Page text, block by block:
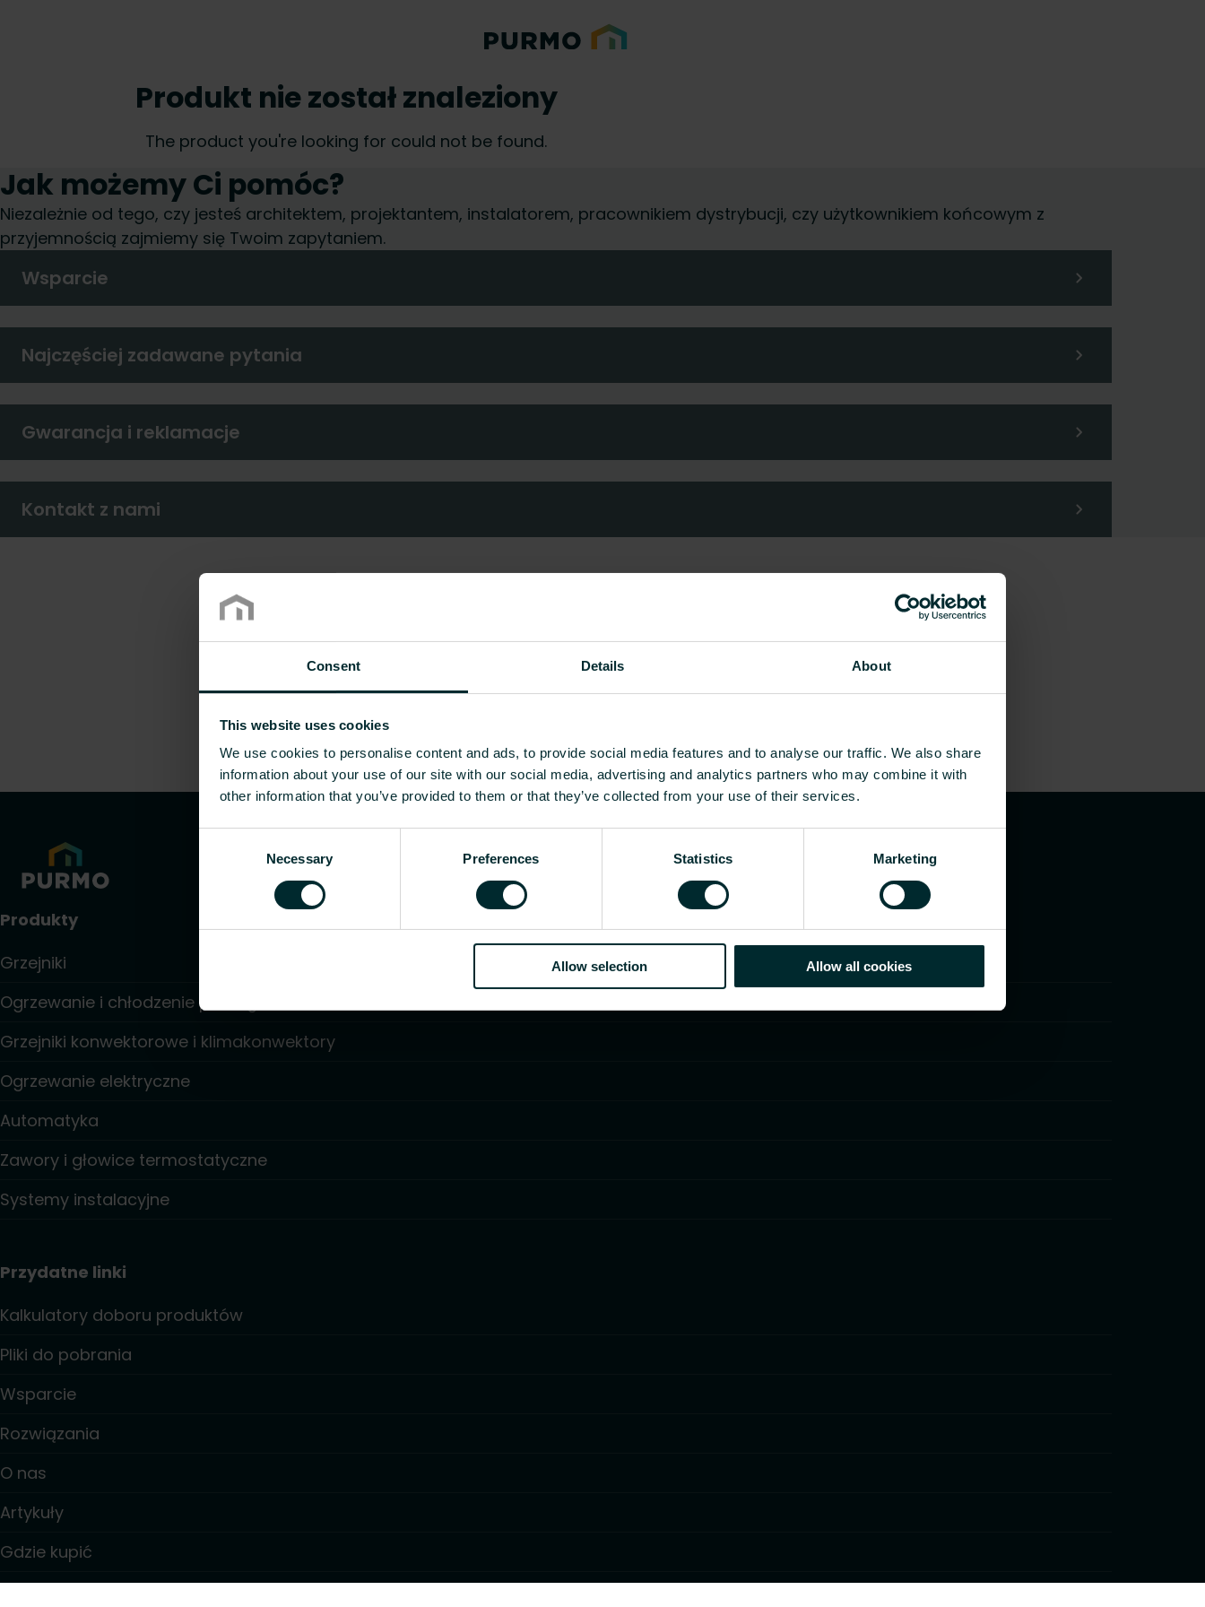
Consent Details About
This website uses cookies
We use cookies to personalise content and ads, to provide social media features and to analyse our traffic. We also share
information about your use of our site with our social media, advertising and analytics partners who may combine it with
other information that you’ve provided to them or that they’ve collected from your use of their services.
Necessary Preferences Statistics Marketing
Allow selection Allow all cookies
Produkt nie został znaleziony
The product you're looking for could not be found.
Jak możemy Ci pomóc?
Niezależnie od tego, czy jesteś architektem, projektantem, instalatorem, pracownikiem dystrybucji, czy użytkownikiem końcowym z
przyjemnością zajmiemy się Twoim zapytaniem.
Wsparcie
Najczęściej zadawane pytania
Gwarancja i reklamacje
Kontakt z nami
Produkty
Grzejniki
Ogrzewanie i chłodzenie podłogowe
Grzejniki konwektorowe i klimakonwektory
Ogrzewanie elektryczne
Automatyka
Zawory i głowice termostatyczne
Systemy instalacyjne
Przydatne linki
Kalkulatory doboru produktów
Pliki do pobrania
Wsparcie
Rozwiązania
O nas
Artykuły
Gdzie kupić